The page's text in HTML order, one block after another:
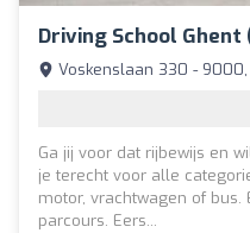
Driving School
Voskenslaan 330 -
Ga jij voor dat rijbewijs en
je terecht voor alle
motor, vrachtwagen of
parcours. Eers...